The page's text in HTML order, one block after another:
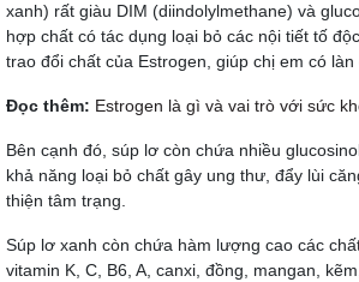
xanh) rất giàu DIM (diindolylmethane) và
hợp chất có tác dụng loại bỏ các nội tiết tố
trao đổi chất của Estrogen, giúp chị em có
Đọc thêm: Estrogen là gì và vai trò với sức
Bên cạnh đó, súp lơ còn chứa nhiều
khả năng loại bỏ chất gây ung thư, đẩy lùi
thiện tâm trạng.
Súp lơ xanh còn chứa hàm lượng cao các
vitamin K, C, B6, A, canxi, đồng, mangan,